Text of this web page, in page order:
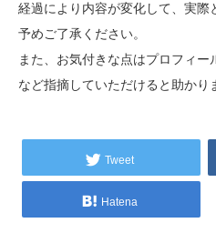
経過により内容が変化して、実
予めご了承ください。
また、お気付きな点はプロフィ
など指摘していただけると助かり
Tweet
Hatena